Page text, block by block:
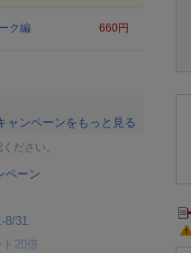
ク編 660円
ャンペーンをもっと見る
ださい。
ペーン
8/31
20倍